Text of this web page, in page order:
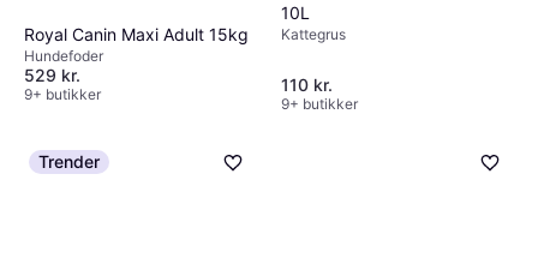
Royal Canin Maxi Adult 15kg
Hundefoder
529 kr.
9+ butikker
10L
Kattegrus
110 kr.
9+ butikker
Trender